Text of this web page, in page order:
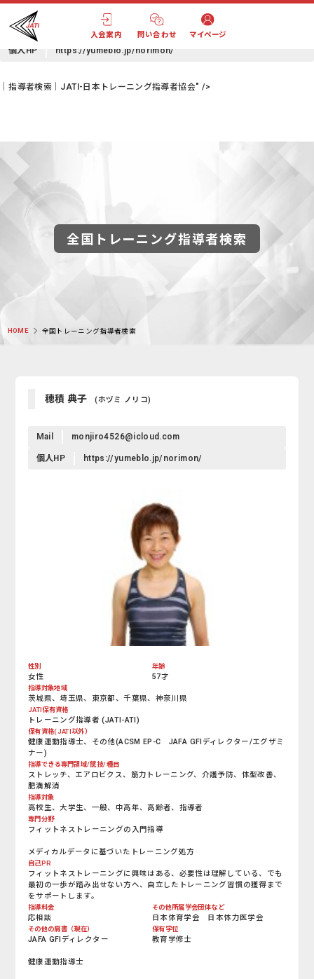
穂積 典子(ホヅミ ノリコ)
Mail monjiro4526@icloud.com
個人HP https://yumeblo.jp/norimon/
｜指導者検索｜JATI-日本トレーニング指導者協会" />
入会案内 問い合わせ マイページ
全国トレーニング指導者検索
HOME 全国トレーニング指導者検索
穂積 典子 (ホヅミ ノリコ)
Mail monjiro4526@icloud.com
個人HP https://yumeblo.jp/norimon/
性別
女性
年齢
57才
指導対象地域
茨城県、埼玉県、東京都、千葉県、神奈川県
JATI保有資格
トレーニング指導者 (JATI-ATI)
保有資格(JATI以外）
健康運動指導士、その他(ACSM EP-C JAFA GFIディレクター/エグザミ
ナー)
指導できる専門領域/競技/種目
ストレッチ、エアロビクス、筋力トレーニング、介護予防、体型改善、
肥満解消
指導対象
高校生、大学生、一般、中高年、高齢者、指導者
専門分野
フィットネストレーニングの入門指導
メディカルデータに基づいたトレーニング処方
自己PR
フィットネストレーニングに興味はある、必要性は理解している、でも
最初の一歩が踏み出せない方へ、自立したトレーニング習慣の獲得まで
をサポートします。
指導料金
応相談
その他所属学会団体など
日本体育学会 日本体力医学会
その他の肩書（現在）
JAFA GFIディレクター
健康運動指導士
保有学位
教育学修士